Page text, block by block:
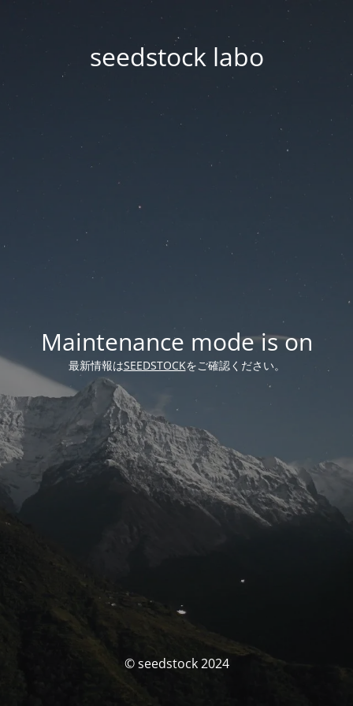
seedstock labo
Maintenance mode is on
最新情報はSEEDSTOCKをご確認ください。
© seedstock 2024